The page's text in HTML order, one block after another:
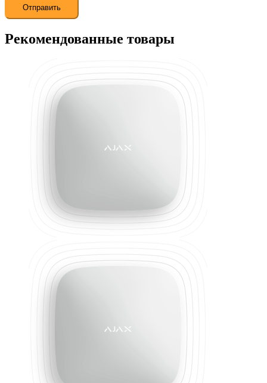
Рекомендованные товары